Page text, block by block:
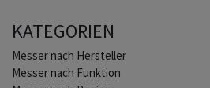
KATEGORIEN
Home
Messer nach Hersteller
Messer nach Funktion